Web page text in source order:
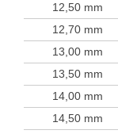
12,50 mm
12,70 mm
13,00 mm
13,50 mm
14,00 mm
14,50 mm